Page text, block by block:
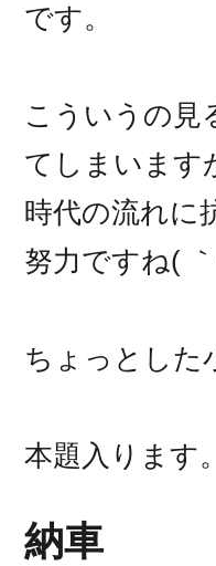
です。
こういうの見
てしまいます
時代の流れに
努力ですね(
ちょっとした
本題入ります。
納車